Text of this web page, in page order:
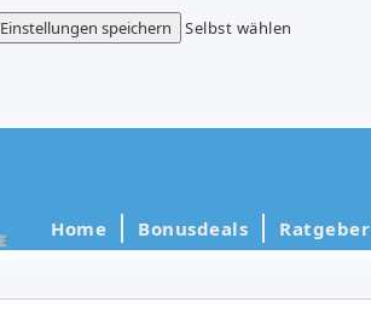
Einstellungen speichern
Selbst wählen
Home Bonusdeals Ratgeber